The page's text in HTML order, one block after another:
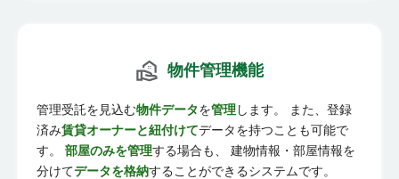
物件管理機能
管理受託を見込む物件データを管理します。 また、登録
済み賃貸オーナーと紐付けてデータを持つことも可能で
す。 部屋のみを管理する場合も、 建物情報・部屋情報を
分けてデータを格納することができるシステムです。